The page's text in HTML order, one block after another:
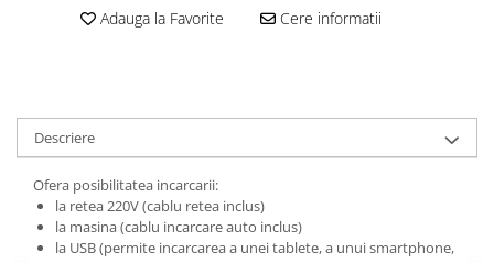
Adauga la Favorite Cere informatii
Descriere
Ofera posibilitatea incarcarii:
la retea 220V (cablu retea inclus)
la masina (cablu incarcare auto inclus)
la USB (permite incarcarea a unei tablete, a unui smartphone,